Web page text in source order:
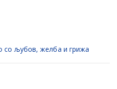
со љубов, желба и грижа